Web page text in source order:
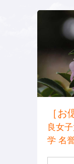
［
良女
学 名